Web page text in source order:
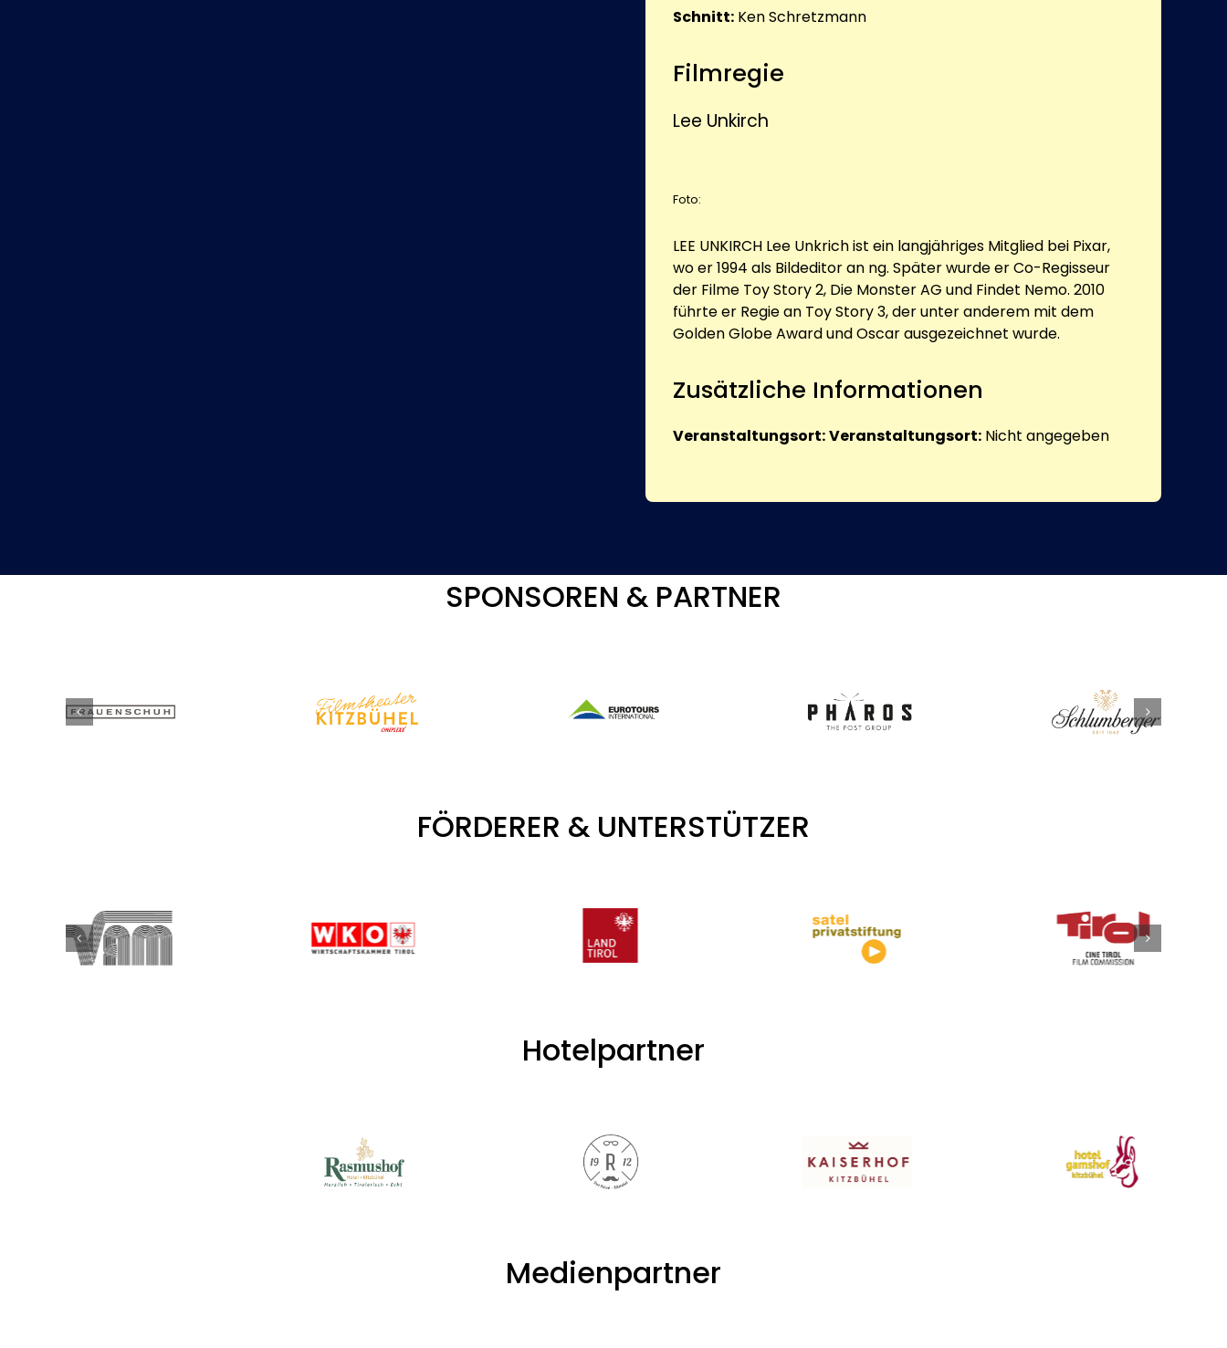
Schnitt: Ken Schretzmann
Filmregie
Lee Unkirch
Foto:
LEE UNKIRCH Lee Unkrich ist ein langjähriges Mitglied bei Pixar,
wo er 1994 als Bildeditor an ng. Später wurde er Co-Regisseur
der Filme Toy Story 2, Die Monster AG und Findet Nemo. 2010
führte er Regie an Toy Story 3, der unter anderem mit dem
Golden Globe Award und Oscar ausgezeichnet wurde.
Zusätzliche Informationen
Veranstaltungsort:Veranstaltungsort: Nicht angegeben
SPONSOREN & PARTNER
FÖRDERER & UNTERSTÜTZER
Hotelpartner
Medienpartner